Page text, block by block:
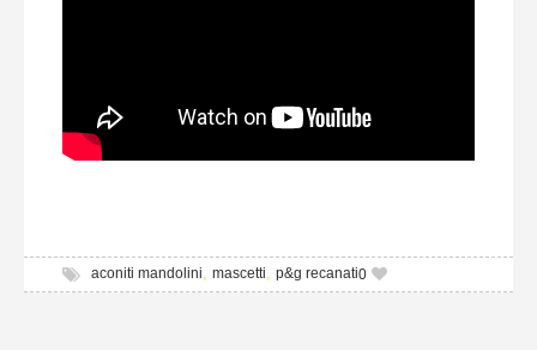
0
aconiti mandolini, mascetti, p&g recanati